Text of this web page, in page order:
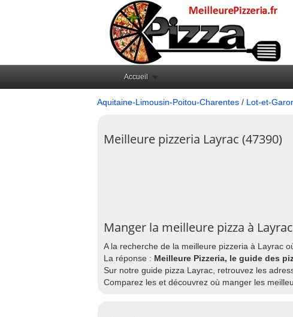
Accueil
Aquitaine-Limousin-Poitou-Charentes / Lot-et-
Meilleure pizzeria Layrac (47390)
Manger la meilleure pizza à Layrac
A la recherche de la meilleure pizzeria à Layrac
La réponse : Meilleure Pizzeria, le guide des
Sur notre guide pizza Layrac, retrouvez les
Comparez les et découvrez où manger les